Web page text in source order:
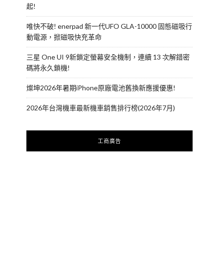
起!
唯快不破! enerpad 新一代UFO GLA-10000 固態磁吸行
動電源，掀磁吸快充革命
三星 One UI 9新鎖定螢幕安全機制，連續 13 次解錯密
碼將永久鎖機!
燦坤2026年暑期iPhone原廠電池舊換新應援優惠!
2026年台灣機車最新機車銷售排行榜(2026年7月)
工商廣告